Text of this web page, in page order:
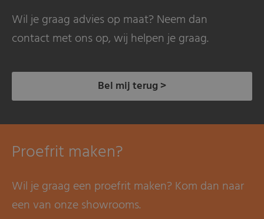
Wil je graag advies op maat? Neem dan
contact met ons op, wij helpen je graag.
Bel mij terug >
Proefrit maken?
Wil je graag een proefrit maken? Kom dan naar
een van onze showrooms.